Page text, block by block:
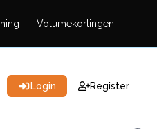
Volumekortingen
Login Register